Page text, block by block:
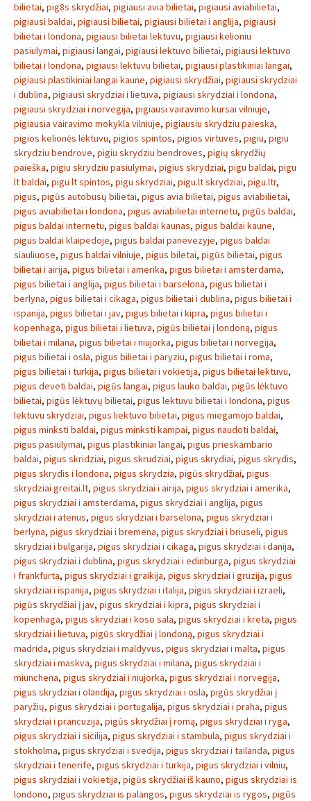
bilietai, pig8s skrydžiai, pigiausi avia bilietai, pigiausi aviabilietai,
pigiausi baldai, pigiausi bilietai, pigiausi bilietai i anglija, pigiausi
bilietai i londona, pigiausi bilietai lektuvu, pigiausi kelioniu
pasiulymai, pigiausi langai, pigiausi lektuvo bilietai, pigiausi lektuvo
bilietai i londona, pigiausi lektuvu bilietai, pigiausi plastikiniai langai,
pigiausi plastikiniai langai kaune, pigiausi skrydžiai, pigiausi skrydziai
i dublina, pigiausi skrydziai i lietuva, pigiausi skrydziai i londona,
pigiausi skrydziai i norvegija, pigiausi vairavimo kursai vilniuje,
pigiausia vairavimo mokykla vilniuje, pigiausiu skrydziu paieska,
pigios kelionės lėktuvu, pigios spintos, pigios virtuves, pigiu, pigiu
skrydziu bendrove, pigiu skrydziu bendroves, pigių skrydžių
paieška, pigiu skrydziu pasiulymai, pigius skrydziai, pigu baldai, pigu
lt baldai, pigu lt spintos, pigu skrydziai, pigu.lt skrydziai, pigu.ltr,
pigus, pigūs autobusų bilietai, pigus avia bilietai, pigus aviabilietai,
pigus aviabilietai i londona, pigus aviabilietai internetu, pigūs baldai,
pigus baldai internetu, pigus baldai kaunas, pigus baldai kaune,
pigus baldai klaipedoje, pigus baldai panevezyje, pigus baldai
siauliuose, pigus baldai vilniuje, pigus biletai, pigūs bilietai, pigus
bilietai i airija, pigus bilietai i amerika, pigus bilietai i amsterdama,
pigus bilietai i anglija, pigus bilietai i barselona, pigus bilietai i
berlyna, pigus bilietai i cikaga, pigus bilietai i dublina, pigus bilietai i
ispanija, pigus bilietai i jav, pigus bilietai i kipra, pigus bilietai i
kopenhaga, pigus bilietai i lietuva, pigūs bilietai į londoną, pigus
bilietai i milana, pigus bilietai i niujorka, pigus bilietai i norvegija,
pigus bilietai i osla, pigus bilietai i paryziu, pigus bilietai i roma,
pigus bilietai i turkija, pigus bilietai i vokietija, pigus bilietai lektuvu,
pigus deveti baldai, pigūs langai, pigus lauko baldai, pigūs lėktuvo
bilietai, pigūs lėktuvų bilietai, pigus lektuvu bilietai i londona, pigus
lektuvu skrydziai, pigus liektuvo bilietai, pigus miegamojo baldai,
pigus minksti baldai, pigus minksti kampai, pigus naudoti baldai,
pigus pasiulymai, pigus plastikiniai langai, pigus prieskambario
baldai, pigus skridziai, pigus skrudziai, pigus skrydiai, pigus skrydis,
pigus skrydis i londona, pigus skrydzia, pigūs skrydžiai, pigus
skrydziai greitai.lt, pigus skrydziai i airija, pigus skrydziai i amerika,
pigus skrydziai i amsterdama, pigus skrydziai i anglija, pigus
skrydziai i atenus, pigus skrydziai i barselona, pigus skrydziai i
berlyna, pigus skrydziai i bremena, pigus skrydziai i briuseli, pigus
skrydziai i bulgarija, pigus skrydziai i cikaga, pigus skrydziai i danija,
pigus skrydziai i dublina, pigus skrydziai i edinburga, pigus skrydziai
i frankfurta, pigus skrydziai i graikija, pigus skrydziai i gruzija, pigus
skrydziai i ispanija, pigus skrydziai i italija, pigus skrydziai i izraeli,
pigūs skrydžiai į jav, pigus skrydziai i kipra, pigus skrydziai i
kopenhaga, pigus skrydziai i koso sala, pigus skrydziai i kreta, pigus
skrydziai i lietuva, pigūs skrydžiai į londoną, pigus skrydziai i
madrida, pigus skrydziai i maldyvus, pigus skrydziai i malta, pigus
skrydziai i maskva, pigus skrydziai i milana, pigus skrydziai i
miunchena, pigus skrydziai i niujorka, pigus skrydziai i norvegija,
pigus skrydziai i olandija, pigus skrydziai i osla, pigūs skrydžiai į
paryžių, pigus skrydziai i portugalija, pigus skrydziai i praha, pigus
skrydziai i prancuzija, pigūs skrydžiai į romą, pigus skrydziai i ryga,
pigus skrydziai i sicilija, pigus skrydziai i stambula, pigus skrydziai i
stokholma, pigus skrydziai i svedija, pigus skrydziai i tailanda, pigus
skrydziai i tenerife, pigus skrydziai i turkija, pigus skrydziai i vilniu,
pigus skrydziai i vokietija, pigūs skrydžiai iš kauno, pigus skrydziai is
londono, pigus skrydziai is palangos, pigus skrydziai is rygos, pigūs